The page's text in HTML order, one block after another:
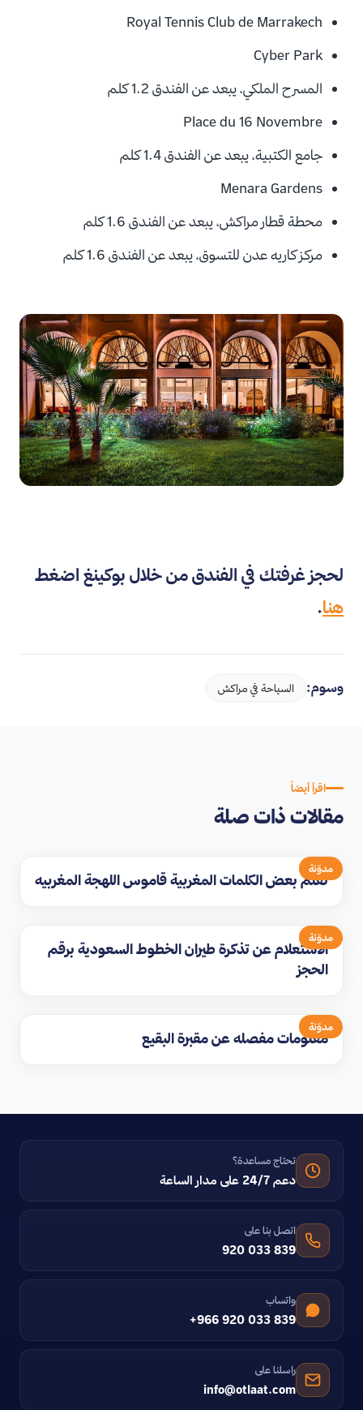
Royal Tennis Club de Marrakech
Cyber Park
المسرح الملكي، يبعد عن الفندق 1.2 كلم
Place du 16 Novembre
جامع الكتبية، يبعد عن الفندق1.4 كلم
Menara Gardens
محطة قطار مراكش، يبعد عن الفندق 1.6 كلم
مركز كاريه عدن للتسوق، يبعد عن الفندق 1.6 كلم
لحجز غرفتك في الفندق من خلال بوكينغ اضغط
هنا.
وسوم: السياحة في مراكش
اقرأ أيضاً
مقالات ذات صلة
مدوّنة
تعلم بعض الكلمات المغربية قاموس اللهجة المغربيه
مدوّنة
الاستعلام عن تذكرة طيران الخطوط السعودية برقم
الحجز
مدوّنة
معلومات مفصله عن مقبرة البقيع
تحتاج مساعدة؟
دعم 24/7 على مدار الساعة
اتصل بنا على
920 033 839
واتساب
+966 920 033 839
راسلنا على
info@otlaat.com